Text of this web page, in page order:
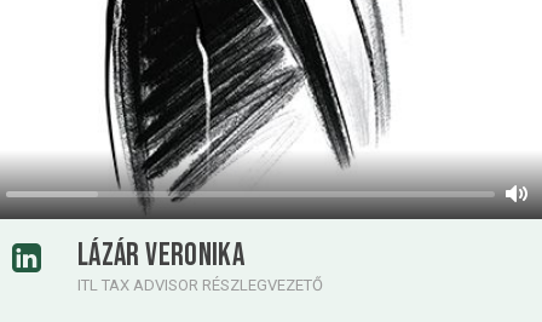
LÁZÁR VERONIKA
ITL TAX ADVISOR RÉSZLEGVEZETŐ